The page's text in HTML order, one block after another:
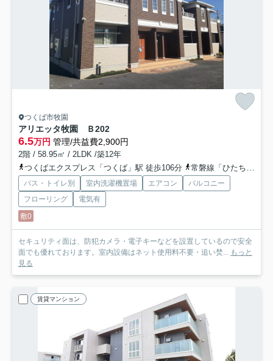
つくば市牧園
アリエッタ牧園 Ｂ202
6.5万円 管理/共益費2,900円
2階 / 58.95㎡ / 2LDK /築12年
つくばエクスプレス「つくば」駅 徒歩106分
常磐線「ひたち野うしく」駅 徒歩52分
バス・トイレ別 室内洗濯機置場 エアコン
バルコニー
フローリング
電気有
敷0
セキュリティ面は、防犯カメラ・電子キーなどを設置しているので安全
面でも優れております。室内設備はネット使用料不要・追い焚... もっと
見る
賃貸マンション